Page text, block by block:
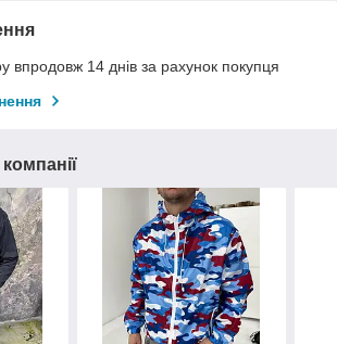
впродовж 14 днів за рахунок покупця